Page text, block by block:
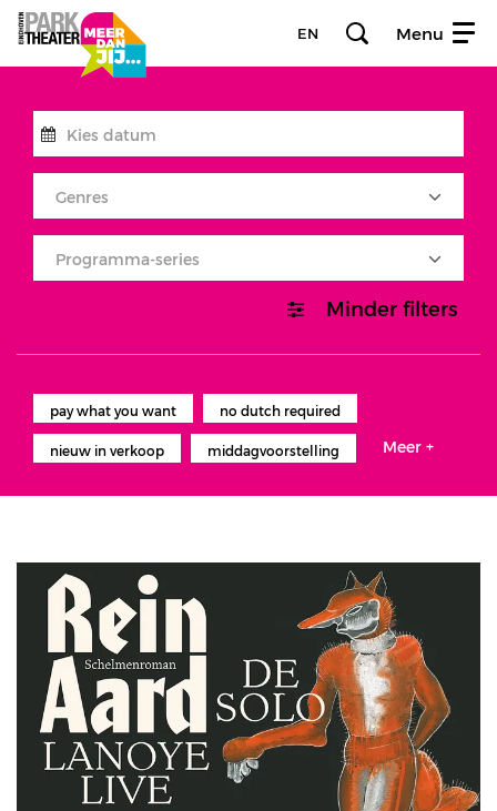
EN Menu
Genres
Programma-series
Minder filters
pay what you want no dutch required
nieuw in verkoop middagvoorstelling Meer +